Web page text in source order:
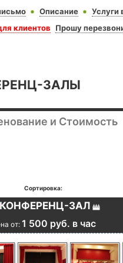
Описание Услуги
клиентов
Прошу
ЗАЛЫ
и Стоимость
Сортировка:
КОНФЕРЕНЦ-ЗАЛ
от:1 500 руб. в час